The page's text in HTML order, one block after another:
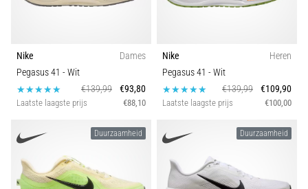
Nike
Dames
Pegasus 41 - Wit
€139,99
€93,80
Laatste laagste prijs €88,10
Nike
Heren
Pegasus 41 - Wit
€139,99
€109,90
Laatste laagste prijs €100,00
Duurzaamheid Duurzaamheid